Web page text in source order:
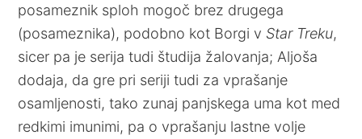
posameznik sploh mogoč brez drugega
(posameznika), podobno kot Borgi v Star Treku,
sicer pa je serija tudi študija žalovanja; Aljoša
dodaja, da gre pri seriji tudi za vprašanje
osamljenosti, tako zunaj panjskega uma kot med
redkimi imunimi, pa o vprašanju lastne volje